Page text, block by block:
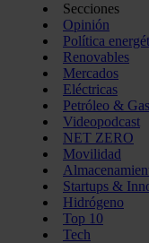
Secciones
Opinión
Política
Renovables
Mercados
Eléctricas
Petróleo & Gas
Videopodcast
NET ZERO
Movilidad
Startups &
Hidrógeno
Top 10
Tech